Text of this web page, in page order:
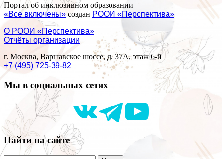
Портал об инклюзивном образовании
«Все включены» создан РООИ «Перспектива»
О РООИ «Перспектива»
Отчёты организации
г. Москва, Варшавское шоссе, д. 37А, этаж 6-й
+7 (495) 725-39-82
Мы в социальных сетях
Найти на сайте